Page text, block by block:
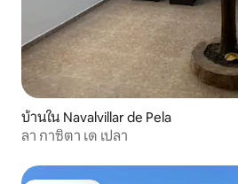
บ้านใน Navalvillar de Pela
ลา กาซิตา เด เปลา